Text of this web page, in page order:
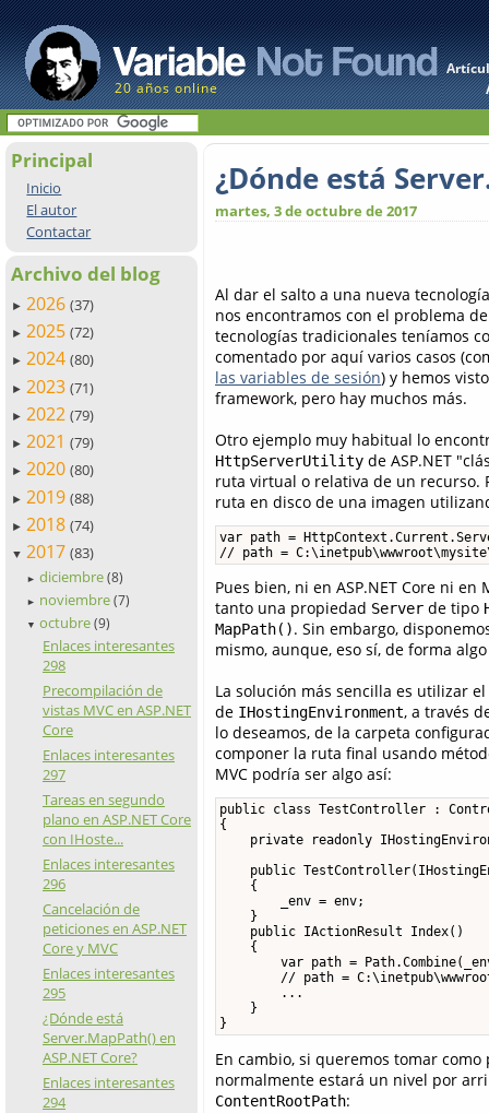
20 años online
Principal
Inicio
El autor
Contactar
Archivo del blog
► 2026 (37)
► 2025 (72)
► 2024 (80)
► 2023 (71)
► 2022 (79)
► 2021 (79)
► 2020 (80)
► 2019 (88)
► 2018 (74)
▼ 2017 (83)
► diciembre (8)
► noviembre (7)
▼ octubre (9)
Enlaces interesantes
298
Precompilación de
vistas MVC en ASP.NET
Core
Enlaces interesantes
297
Tareas en segundo
plano en ASP.NET Core
con IHoste...
Enlaces interesantes
296
Cancelación de
peticiones en ASP.NET
Core y MVC
Enlaces interesantes
295
¿Dónde está
Server.MapPath() en
ASP.NET Core?
Enlaces interesantes
294
¿Dónde está
martes, 3 de octubre de 2017
Al dar el salto a una nueva
nos encontramos con el problema
tecnologías tradicionales teníamos
comentado por aquí varios casos
las variables de sesión) y hemos
framework, pero hay muchos más.
Otro ejemplo muy habitual lo
HttpServerUtility de ASP.NET
ruta virtual o relativa de un recurso.
ruta en disco de una imagen
var path =
// path =
Pues bien, ni en ASP.NET Core ni
tanto una propiedad Server de tipo
MapPath(). Sin embargo,
mismo, aunque, eso sí, de forma
La solución más sencilla es utilizar
de IHostingEnvironment, a través
lo deseamos, de la carpeta
componer la ruta final usando
MVC podría ser algo así:
public class TestController :
{
private readonly
public
    {
        _env = env;
    }
    public IActionResult Index()
    {
var path =
// path =
        ...
    }
}
En cambio, si queremos tomar
normalmente estará un nivel por
ContentRootPath: